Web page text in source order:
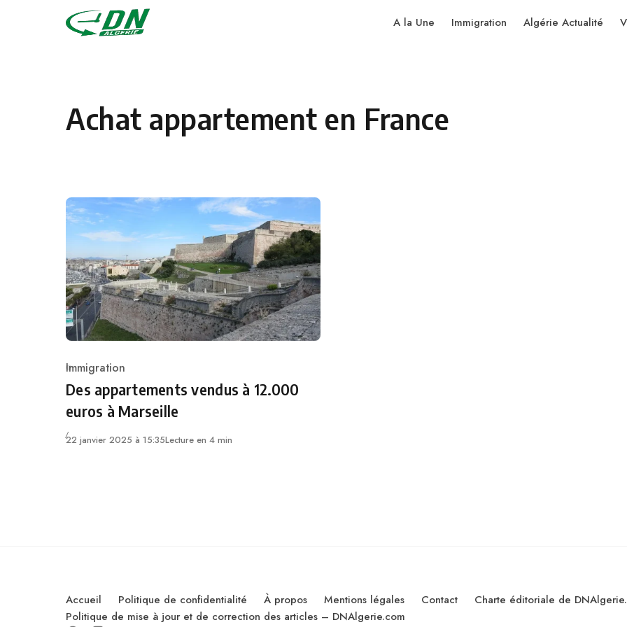
Skip to content
A la Une Immigration Algérie Actualité
Achat appartement en France
Category
Immigration
Des appartements vendus à 12.000
euros à Marseille
22 janvier 2025 à 15:35Lecture en 4 min
Accueil Politique de confidentialité À propos Mentions légales Contact
Charte éditoriale de
Politique de mise à jour et de correction des articles – DNAlgerie.com